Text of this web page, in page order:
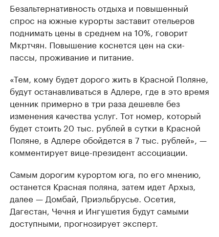
Безальтернативность отдыха и повышенный
спрос на южные курорты заставит отельеров
поднимать цены в среднем на 10%, говорит
Мкртчян. Повышение коснется цен на ски-
пассы, проживание и питание.
«Тем, кому будет дорого жить в Красной Поляне,
будут останавливаться в Адлере, где в это время
ценник примерно в три раза дешевле без
изменения качества услуг. Тот номер, который
будет стоить 20 тыс. рублей в сутки в Красной
Поляне, в Адлере обойдется в 7 тыс. рублей», —
комментирует вице-президент ассоциации.
Самым дорогим курортом юга, по его мнению,
останется Красная поляна, затем идет Архыз,
далее — Домбай, Приэльбрусье. Осетия,
Дагестан, Чечня и Ингушетия будут самыми
доступными, прогнозирует эксперт.